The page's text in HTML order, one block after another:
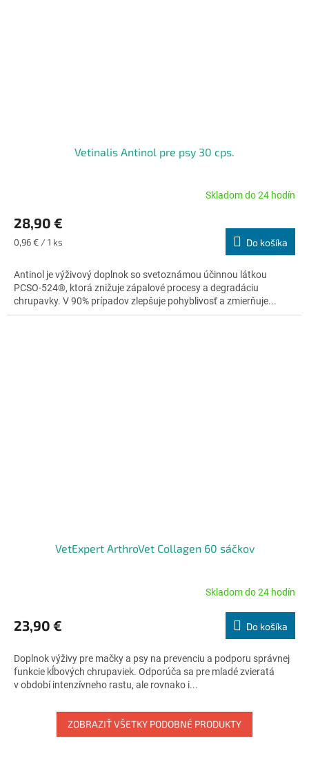
Vetinalis Antinol pre psy 30 cps.
produktu
5,0
5
hviezdičiek.
Skladom do 24 hodín
28,90 €
Jednotková
0,96 € / 1 ks Do košíka
Antinol je výživový doplnok so svetoznámou účinnou látkou
PCSO-524®, ktorá znižuje zápalové procesy a degradáciu
chrupavky. V 90% prípadov zlepšuje pohyblivosť a zmierňuje...
VetExpert ArthroVet Collagen 60 sáčkov
produktu
je
z
5
hviezdičiek.
Skladom do 24 hodín
23,90 € Do košíka
Doplnok výživy pre mačky a psy na prevenciu a podporu správnej
funkcie kĺbových chrupaviek. Odporúča sa pre mladé zvieratá
v období intenzívneho rastu, ale rovnako i...
ZOBRAZIŤ VŠETKY PODOBNÉ PRODUKTY